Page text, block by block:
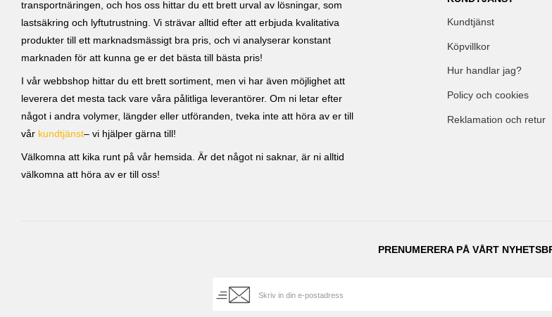
transportnäringen, och hos oss hittar du ett brett urval av lösningar, som
lastsäkring och lyftutrustning. Vi strävar alltid efter att erbjuda kvalitativa
produkter till ett marknadsmässigt bra pris, och vi analyserar konstant
marknaden för att kunna ge er det bästa till bästa pris!
I vår webbshop hittar du ett brett sortiment, men vi har även möjlighet att
leverera det mesta tack vare våra pålitliga leverantörer. Om ni letar efter
något i andra volymer, längder eller utföranden, tveka inte att höra av er till
vår kundtjänst– vi hjälper gärna till!
Välkomna att kika runt på vår hemsida. Är det något ni saknar, är ni alltid
välkomna att höra av er till oss!
Kundtjänst
Köpvillkor
Hur handlar jag?
Policy och cookies
Reklamation och retur
PRENUMERERA PÅ VÅRT